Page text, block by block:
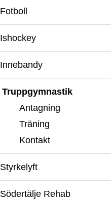
Fotboll
Ishockey
Innebandy
Truppgymnastik
Antagning
Träning
Kontakt
Styrkelyft
Södertälje Rehab